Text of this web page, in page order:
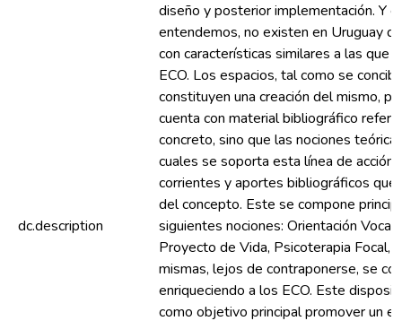
dc.description
diseño y posterior implementación. Y
entendemos, no existen en Uruguay
con características similares a las que
ECO. Los espacios, tal como se
constituyen una creación del mismo,
cuenta con material bibliográfico
concreto, sino que las nociones
cuales se soporta esta línea de acción
corrientes y aportes bibliográficos que
del concepto. Este se compone
siguientes nociones: Orientación
Proyecto de Vida, Psicoterapia Focal,
mismas, lejos de contraponerse, se
enriqueciendo a los ECO. Este
como objetivo principal promover un